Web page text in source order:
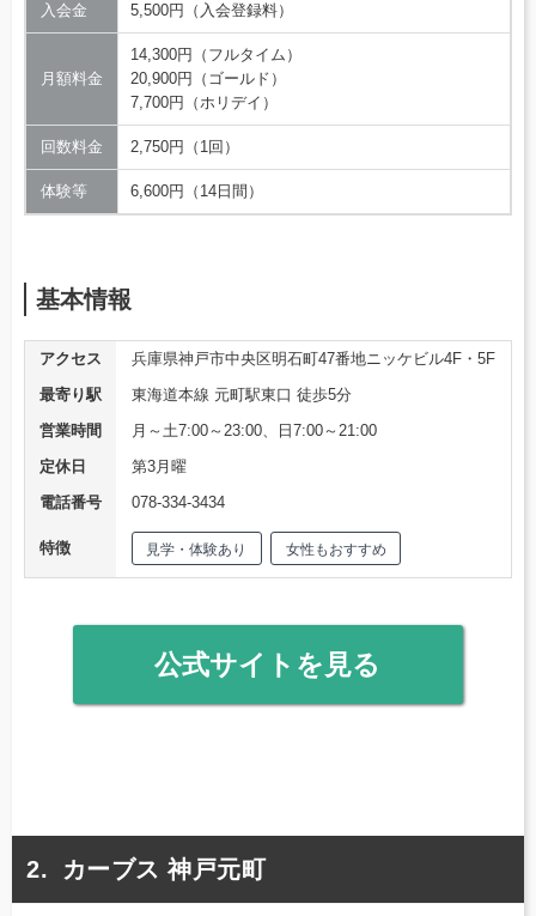
入会金 5,500円（入会登録料）
月額料金
14,300円（フルタイム）
20,900円（ゴールド）
7,700円（ホリデイ）
回数料金 2,750円（1回）
体験等 6,600円（14日間）
基本情報
アクセス
兵庫県神戸市中央区明石町47番地ニッケビル4F・5F
最寄り駅
東海道本線 元町駅東口 徒歩5分
営業時間
月～土7:00～23:00、日7:00～21:00
定休日
第3月曜
電話番号
078-334-3434
特徴 見学・体験あり 女性もおすすめ
公式サイトを見る
カーブス 神戸元町